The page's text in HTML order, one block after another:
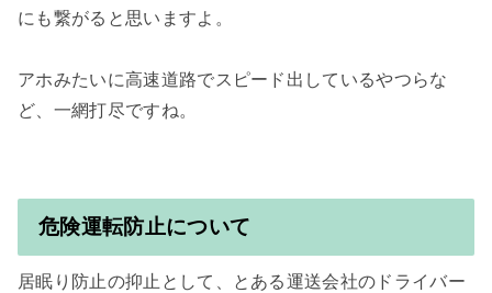
にも繋がると思いますよ。
アホみたいに高速道路でスピード出しているやつらな
ど、一網打尽ですね。
危険運転防止について
居眠り防止の抑止として、とある運送会社のドライバー